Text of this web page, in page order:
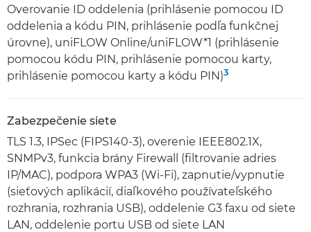
Overovanie ID oddelenia (prihlásenie pomocou ID
oddelenia a kódu PIN, prihlásenie podľa funkčnej
úrovne), uniFLOW Online/uniFLOW*1 (prihlásenie
pomocou kódu PIN, prihlásenie pomocou karty,
prihlásenie pomocou karty a kódu PIN)3
Zabezpečenie siete
TLS 1.3, IPSec (FIPS140-3), overenie IEEE802.1X,
SNMPv3, funkcia brány Firewall (filtrovanie adries
IP/MAC), podpora WPA3 (Wi-Fi), zapnutie/vypnutie
(sieťových aplikácií, diaľkového používateľského
rozhrania, rozhrania USB), oddelenie G3 faxu od siete
LAN, oddelenie portu USB od siete LAN